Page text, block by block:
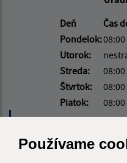
Používame
Deň
Čas
Pondelok:
Utorok:
Streda:
Štvrtok:
Piatok: